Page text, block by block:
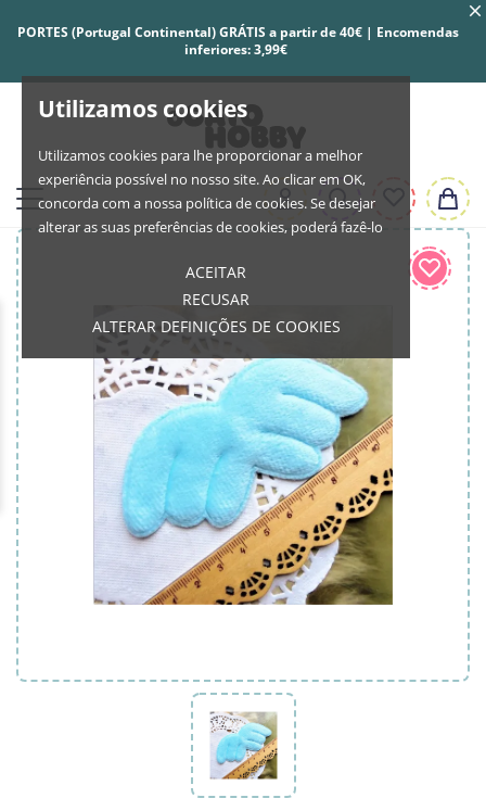
Utilizamos cookies
Utilizamos cookies para lhe proporcionar a melhor
experiência possível no nosso site. Ao clicar em OK,
concorda com a nossa política de cookies. Se desejar
alterar as suas preferências de cookies, poderá fazê-lo
ACEITAR
RECUSAR
ALTERAR DEFINIÇÕES DE COOKIES
PORTES (Portugal Continental) GRÁTIS a partir de 40€ | Encomendas
inferiores: 3,99€